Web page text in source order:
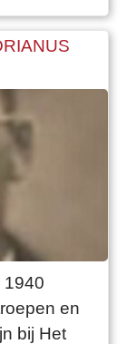
Bij de
1940
en
bij Het